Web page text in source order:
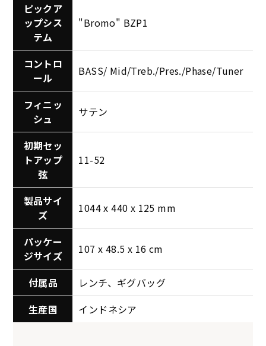
ピックア
ップシス
テム
"Bromo" BZP1
コントロ
ール
BASS/ Mid/Treb./Pres./Phase/Tuner
フィニッ
シュ
サテン
初期セッ
トアップ
弦
11-52
製品サイ
ズ
1044 x 440 x 125 mm
パッケー
ジサイズ
107 x 48.5 x 16 cm
付属品
レンチ、ギグバッグ
生産国
インドネシア